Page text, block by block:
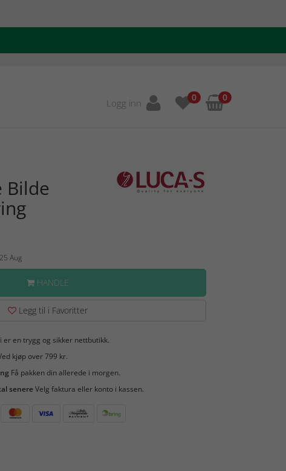
Logg inn 0 0
Bilde
Aug
HANDLE
Legg til i Favoritter
er en trygg og sikker nettbutikk.
kjøp over 799 kr.
Få pakken din allerede i morgen.
senereVelg faktura eller konto i kassen.